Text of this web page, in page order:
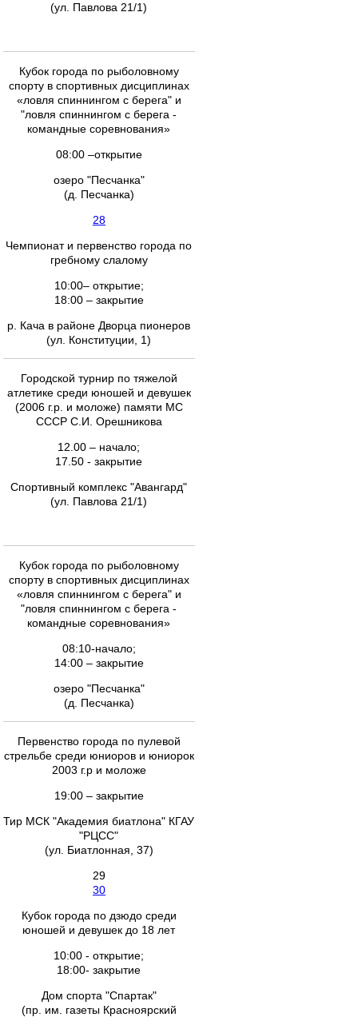
(ул. Павлова 21/1)
Кубок города по рыболовному
спорту в спортивных дисциплинах
«ловля спиннингом с берега" и
"ловля спиннингом с берега -
командные соревнования»
08:00 –открытие
озеро "Песчанка"
(д. Песчанка)
28
Чемпионат и первенство города по
гребному слалому
10:00– открытие;
18:00 – закрытие
р. Кача в районе Дворца пионеров
(ул. Конституции, 1)
Городской турнир по тяжелой
атлетике среди юношей и девушек
(2006 г.р. и моложе) памяти МС
СССР С.И. Орешникова
12.00 – начало;
17.50 - закрытие
Спортивный комплекс "Авангард"
(ул. Павлова 21/1)
Кубок города по рыболовному
спорту в спортивных дисциплинах
«ловля спиннингом с берега" и
"ловля спиннингом с берега -
командные соревнования»
08:10-начало;
14:00 – закрытие
озеро "Песчанка"
(д. Песчанка)
Первенство города по пулевой
стрельбе среди юниоров и юниорок
2003 г.р и моложе
19:00 – закрытие
Тир МСК "Академия биатлона" КГАУ
"РЦСС"
(ул. Биатлонная, 37)
29
30
Кубок города по дзюдо среди
юношей и девушек до 18 лет
10:00 - открытие;
18:00- закрытие
Дом спорта "Спартак"
(пр. им. газеты Красноярский